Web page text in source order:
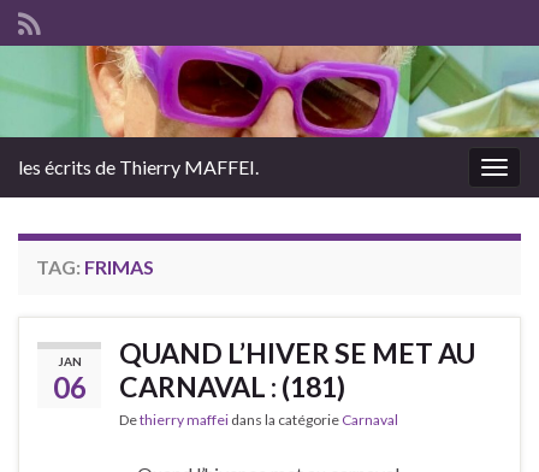
les écrits de Thierry MAFFEI.
TAG: FRIMAS
JAN
06
QUAND L’HIVER SE MET AU
CARNAVAL : (181)
Dethierry maffei dans la catégorie Carnaval